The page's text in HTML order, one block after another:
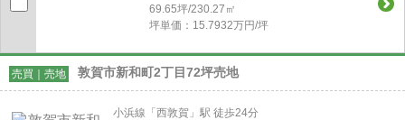
69.65坪/230.27㎡
坪単価：15.7932万円/坪
売買｜売地 敦賀市新和町2丁目72坪売地
小浜線「西敦賀」駅 徒歩24分